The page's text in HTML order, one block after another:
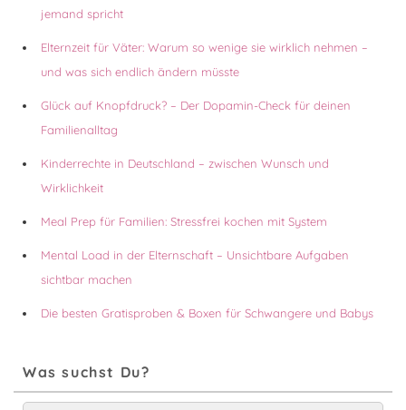
jemand spricht
Elternzeit für Väter: Warum so wenige sie wirklich nehmen –
und was sich endlich ändern müsste
Glück auf Knopfdruck? – Der Dopamin-Check für deinen
Familienalltag
Kinderrechte in Deutschland – zwischen Wunsch und
Wirklichkeit
Meal Prep für Familien: Stressfrei kochen mit System
Mental Load in der Elternschaft – Unsichtbare Aufgaben
sichtbar machen
Die besten Gratisproben & Boxen für Schwangere und Babys
Was suchst Du?